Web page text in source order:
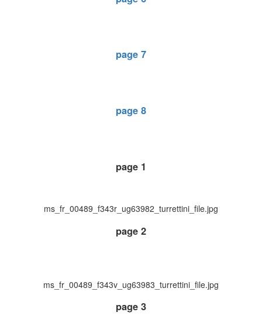
page 7
page 8
page 1
ms_fr_00489_f343r_ug63982_turrettini_file.jpg
page 2
ms_fr_00489_f343v_ug63983_turrettini_file.jpg
page 3